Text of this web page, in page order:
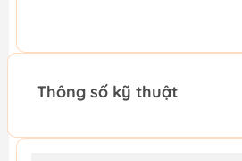
Thông số kỹ thuật